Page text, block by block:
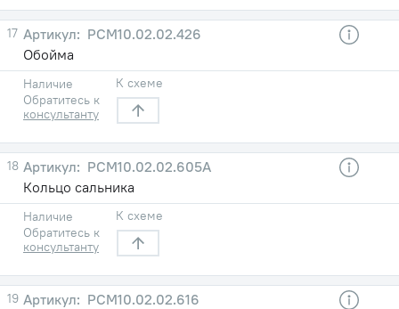
17
РСМ10.02.02.426
Обойма
Наличие
Обратитесь к
консультанту
К схеме
18
РСМ10.02.02.605А
Кольцо сальника
Наличие
Обратитесь к
консультанту
К схеме
19
РСМ10.02.02.616